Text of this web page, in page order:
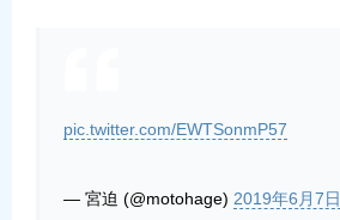
pic.twitter.com/EWTSonmP57
— 宮迫 (@motohage) 2019年6月7日